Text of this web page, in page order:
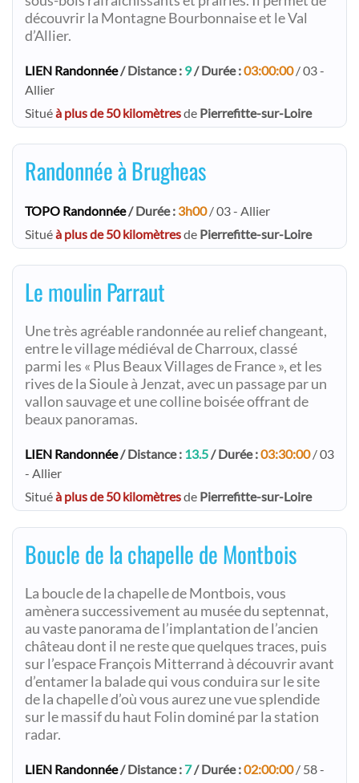
découvrir la Montagne Bourbonnaise et le Val
d’Allier.
LIEN Randonnée/ Distance : 9/ Durée :03:00:00/ 03 -
Allier
Situéà plus de 50 kilomètresde Pierrefitte-sur-Loire
Randonnée à Brugheas
TOPO Randonnée/ Durée : 3h00/ 03 - Allier
Situéà plus de 50 kilomètresde Pierrefitte-sur-Loire
Le moulin Parraut
Une très agréable randonnée au relief changeant,
entre le village médiéval de Charroux, classé
parmi les « Plus Beaux Villages de France », et les
rives de la Sioule à Jenzat, avec un passage par un
vallon sauvage et une colline boisée offrant de
beaux panoramas.
LIEN Randonnée/ Distance : 13.5/ Durée :03:30:00/ 03
- Allier
Situéà plus de 50 kilomètresde Pierrefitte-sur-Loire
Boucle de la chapelle de Montbois
La boucle de la chapelle de Montbois, vous
amènera successivement au musée du septennat,
au vaste panorama de l’implantation de l’ancien
château dont il ne reste que quelques traces, puis
sur l’espace François Mitterrand à découvrir avant
d’entamer la balade qui vous conduira sur le site
de la chapelle d’où vous aurez une vue splendide
sur le massif du haut Folin dominé par la station
radar.
LIEN Randonnée/ Distance : 7/ Durée :02:00:00/ 58 -